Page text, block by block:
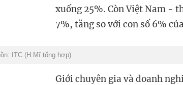
xuống 25%. Còn Việt Nam -
7%, tăng so với con số 6%
ITC (H.Mĩ tổng hợp)
Giới chuyên gia và doanh